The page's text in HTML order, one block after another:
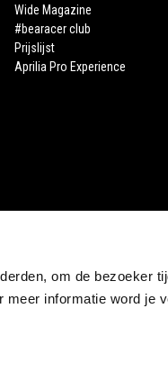
om de bezoeker
meer informatie word je
Wide Magazine
#bearacer club
Prijslijst
Aprilia Pro Experience
STORE APRILIA